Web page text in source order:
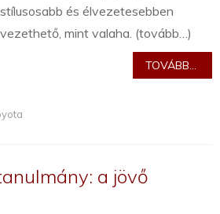
stílusosabb és élvezetesebben
vezethető, mint valaha. (tovább…)
TOVÁBB...
a jövő